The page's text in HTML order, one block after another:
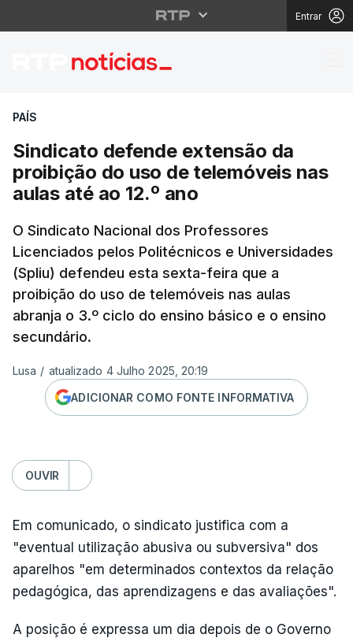
Entrar
Sindicato defende
PAÍS
Sindicato defende extensão da
proibição do uso de telemóveis nas
aulas até ao 12.º ano
O Sindicato Nacional dos Professores
Licenciados pelos Politécnicos e Universidades
(Spliu) defendeu esta sexta-feira que a
proibição do uso de telemóveis nas aulas
abranja o 3.º ciclo do ensino básico e o ensino
secundário.
Lusa / atualizado 4 Julho 2025, 20:19
ADICIONAR COMO FONTE INFORMATIVA
OUVIR
Em comunicado, o sindicato justifica com a
"eventual utilização abusiva ou subversiva" dos
aparelhos "em determinados contextos da relação
pedagógica, das aprendizagens e das avaliações".
A posição é expressa um dia depois de o Governo